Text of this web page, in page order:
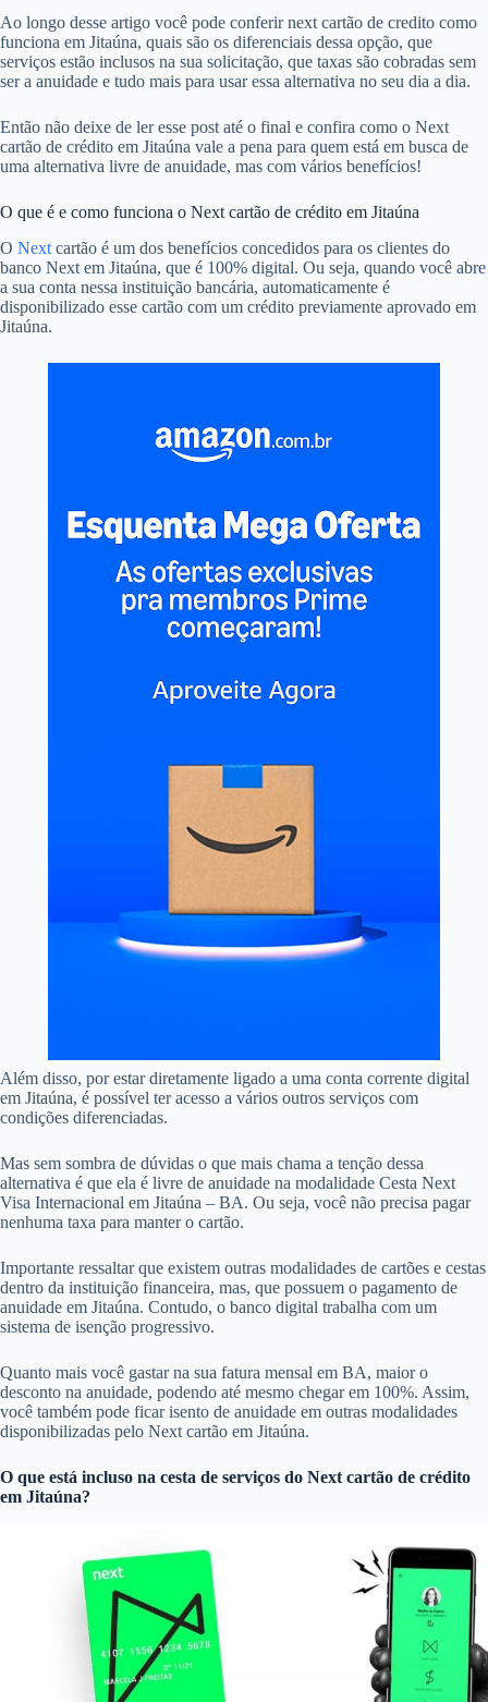
Ao longo desse artigo você pode conferir next cartão de credito como
funciona em Jitaúna, quais são os diferenciais dessa opção, que
serviços estão inclusos na sua solicitação, que taxas são cobradas sem
ser a anuidade e tudo mais para usar essa alternativa no seu dia a dia.
Então não deixe de ler esse post até o final e confira como o Next
cartão de crédito em Jitaúna vale a pena para quem está em busca de
uma alternativa livre de anuidade, mas com vários benefícios!
O que é e como funciona o Next cartão de crédito em Jitaúna
O Next cartão é um dos benefícios concedidos para os clientes do
banco Next em Jitaúna, que é 100% digital. Ou seja, quando você abre
a sua conta nessa instituição bancária, automaticamente é
disponibilizado esse cartão com um crédito previamente aprovado em
Jitaúna.
Além disso, por estar diretamente ligado a uma conta corrente digital
em Jitaúna, é possível ter acesso a vários outros serviços com
condições diferenciadas.
Mas sem sombra de dúvidas o que mais chama a tenção dessa
alternativa é que ela é livre de anuidade na modalidade Cesta Next
Visa Internacional em Jitaúna – BA. Ou seja, você não precisa pagar
nenhuma taxa para manter o cartão.
Importante ressaltar que existem outras modalidades de cartões e cestas
dentro da instituição financeira, mas, que possuem o pagamento de
anuidade em Jitaúna. Contudo, o banco digital trabalha com um
sistema de isenção progressivo.
Quanto mais você gastar na sua fatura mensal em BA, maior o
desconto na anuidade, podendo até mesmo chegar em 100%. Assim,
você também pode ficar isento de anuidade em outras modalidades
disponibilizadas pelo Next cartão em Jitaúna.
O que está incluso na cesta de serviços do Next cartão de crédito
em Jitaúna?